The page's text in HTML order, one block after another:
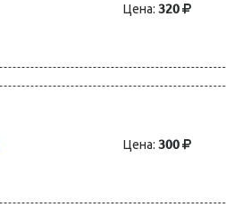
Цена: 320
Цена: 300